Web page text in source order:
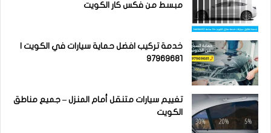
مبسط من فكس كار الكويت
خدمة تركيب افضل حماية سيارات في الكويت |
97969681
تغييم سيارات متنقل أمام المنزل – جميع مناطق
الكويت